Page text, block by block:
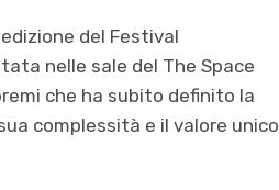
del Festival
nelle sale del The Space
che ha subito definito la
complessità e il valore unico